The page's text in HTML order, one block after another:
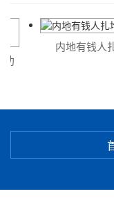
内地有钱人扎堆